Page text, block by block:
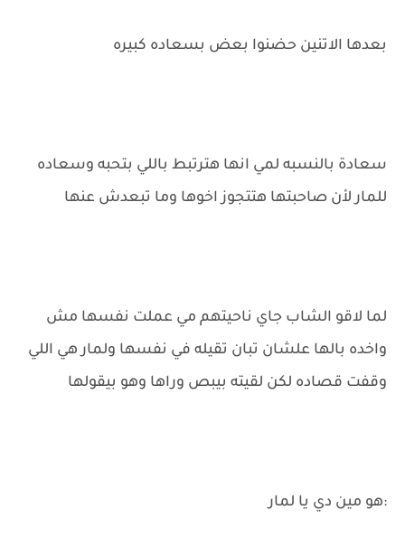
بعدها الاتنين حضنوا بعض بسعاده كبيره
سعادة بالنسبه لمي انها هترتبط باللي بتحبه وسعاده
للمار لأن صاحبتها هتتجوز اخوها وما تبعدش عنها
لما لاقو الشاب جاي ناحيتهم مي عملت نفسها مش
واخده بالها علشان تبان تقيله في نفسها ولمار هي اللي
وقفت قصاده لكن لقيته بيبص وراها وهو بيقولها
:هو مين دي يا لمار